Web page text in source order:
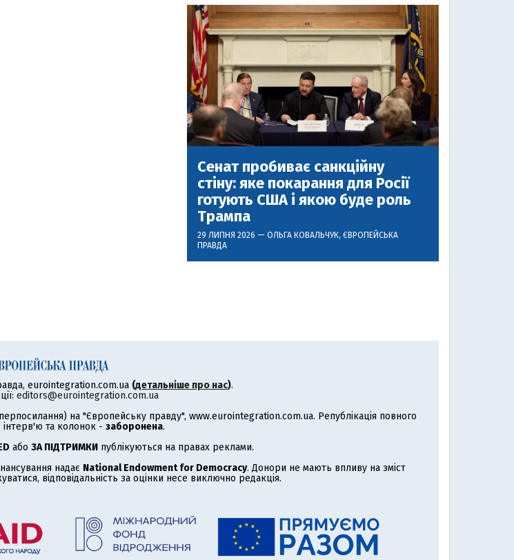
Сенат пробиває санкційну
стіну: яке покарання для Росії
готують США і якою буде роль
Трампа
29 ЛИПНЯ 2026 — ОЛЬГА КОВАЛЬЧУК, ЄВРОПЕЙСЬКА
ПРАВДА
eurointegration.com.ua (детальніше про нас).
editors@eurointegration.com.ua
на "Європейську правду", www.eurointegration.com.ua. Републікація повного
інтерв'ю та колонок - заборонена.
або ЗА ПІДТРИМКИ публікуються на правах реклами.
надає National Endowment for Democracy. Донори не мають впливу на зміст
відповідальність за оцінки несе виключно редакція.